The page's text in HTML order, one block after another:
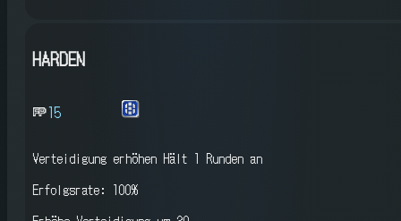
HARDEN
15
Verteidigung erhöhen Hält 1 Runden an
Erfolgsrate: 100%